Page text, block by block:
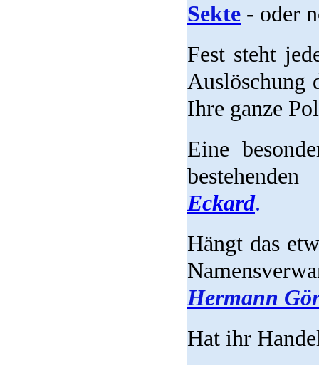
Sekte - oder
Fest steht
Auslöschung
Ihre ganze
Eine
Eckard.
Hängt das
Hermann
Hat ihr